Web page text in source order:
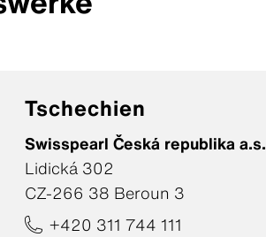
Tschechien
Swisspearl Česká republika a.s.
Lidická 302
CZ-266 38 Beroun 3
+420 311 744 111